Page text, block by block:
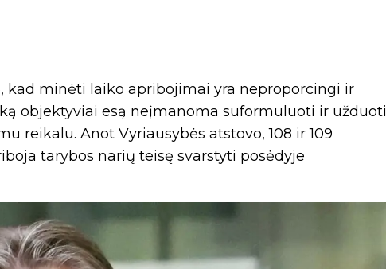
kad minėti laiko apribojimai yra neproporcingi ir
objektyviai esą neįmanoma suformuluoti ir užduoti
reikalu. Anot Vyriausybės atstovo, 108 ir 109
tarybos narių teisę svarstyti posėdyje